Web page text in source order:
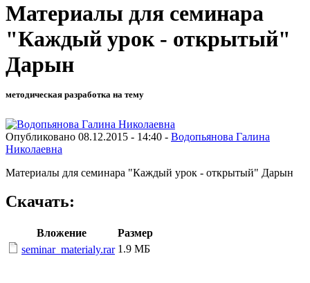
Материалы для семинара
"Каждый урок - открытый"
Дарын
методическая разработка на тему
Опубликовано 08.12.2015 - 14:40 - Водопьянова Галина
Николаевна
Материалы для семинара "Каждый урок - открытый" Дарын
Скачать:
Вложение
Размер
seminar_materialy.rar 1.9 МБ